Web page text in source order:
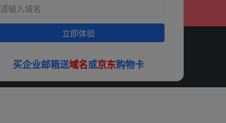
立即体验
买企业邮箱送域名或京东购物卡